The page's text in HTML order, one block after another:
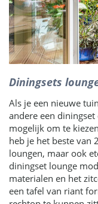
Diningsets
Als je een nieuwe
andere een
mogelijk om te
heb je het beste van
loungen, maar ook
diningset lounge
materialen en het
een tafel van riant